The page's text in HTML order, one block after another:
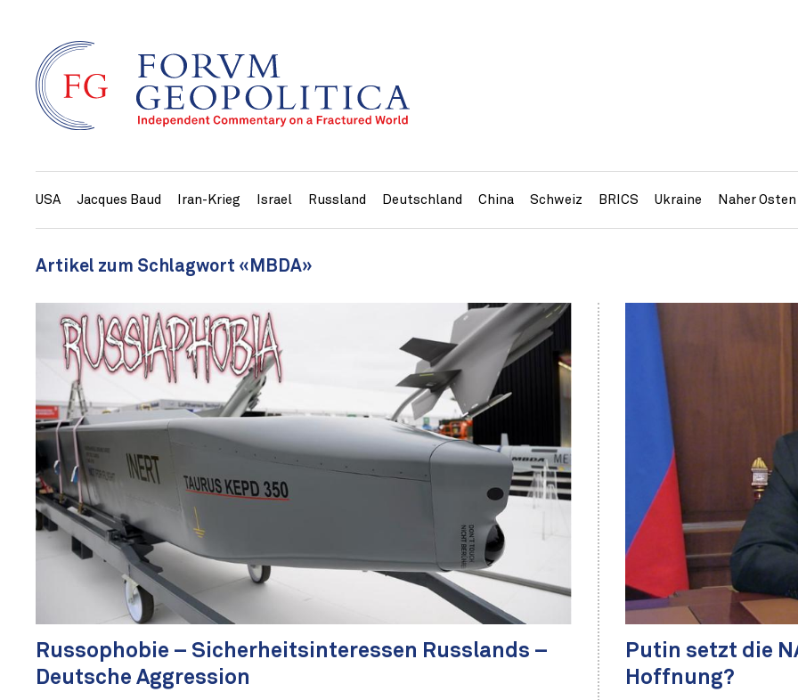
USA Jacques Baud Iran-Krieg Israel Russland Deutschland China Schweiz BRICS Ukraine Naher Osten
Artikel zum Schlagwort «MBDA»
Russophobie – Sicherheitsinteressen Russlands –
Deutsche Aggression
Putin setzt die
Hoffnung?